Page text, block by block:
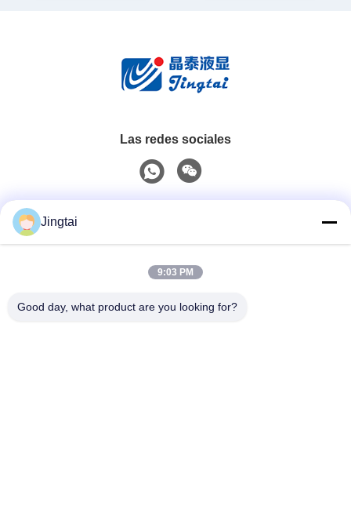
Las redes sociales
0086-755-27491128
Jingtai
9:03 PM
Good day, what product are you looking for?